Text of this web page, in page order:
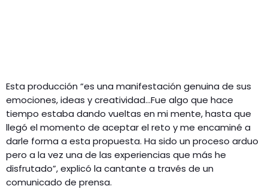
Esta producción “es una manifestación genuina de sus
emociones, ideas y creatividad…Fue algo que hace
tiempo estaba dando vueltas en mi mente, hasta que
llegó el momento de aceptar el reto y me encaminé a
darle forma a esta propuesta. Ha sido un proceso arduo
pero a la vez una de las experiencias que más he
disfrutado”, explicó la cantante a través de un
comunicado de prensa.